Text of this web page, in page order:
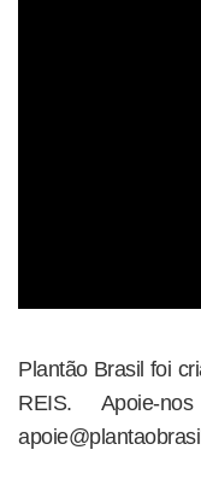
Plantão Brasil foi
REIS. Apoie-